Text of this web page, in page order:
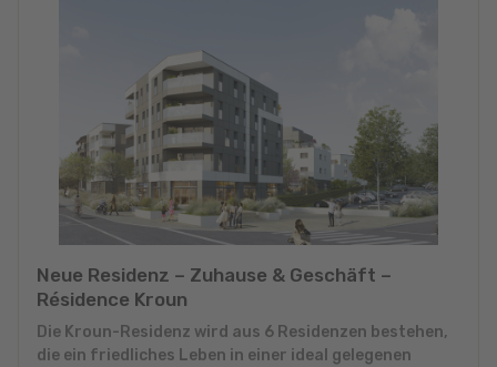
Neue Residenz – Zuhause & Geschäft –
Résidence Kroun
Die Kroun-Residenz wird aus 6 Residenzen bestehen,
die ein friedliches Leben in einer ideal gelegenen